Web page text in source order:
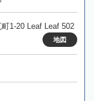
1-20 Leaf Leaf 502
地図